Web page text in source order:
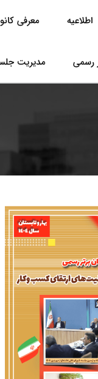
اطلاعیه معرفی
رسمی مدیریت